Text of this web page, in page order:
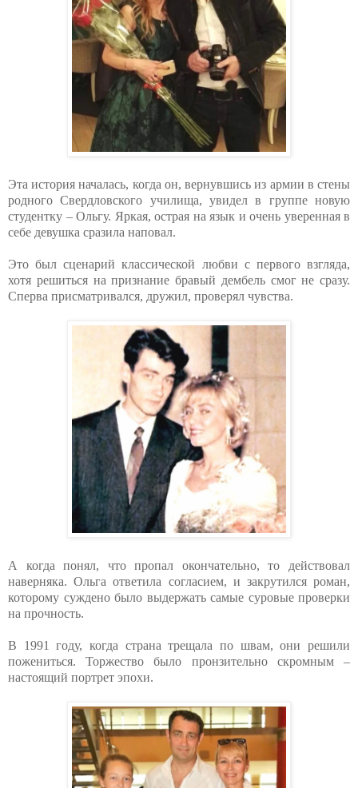
Эта история началась, когда он, вернувшись из армии в стены
родного Свердловского училища, увидел в группе новую
студентку – Ольгу. Яркая, острая на язык и очень уверенная в
себе девушка сразила наповал.
Это был сценарий классической любви с первого взгляда,
хотя решиться на признание бравый дембель смог не сразу.
Сперва присматривался, дружил, проверял чувства.
А когда понял, что пропал окончательно, то действовал
наверняка. Ольга ответила согласием, и закрутился роман,
которому суждено было выдержать самые суровые проверки
на прочность.
В 1991 году, когда страна трещала по швам, они решили
пожениться. Торжество было пронзительно скромным –
настоящий портрет эпохи.